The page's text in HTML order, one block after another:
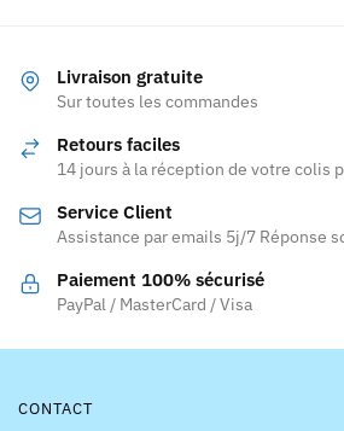
variations.
Les
peuvent
choisies
sur
la
page
Livraison gratuite
Sur toutes les commandes
Retours faciles
14 jours à la réception de votre colis
Service Client
Assistance par emails 5j/7 Réponse
Paiement 100% sécurisé
PayPal / MasterCard / Visa
CONTACT